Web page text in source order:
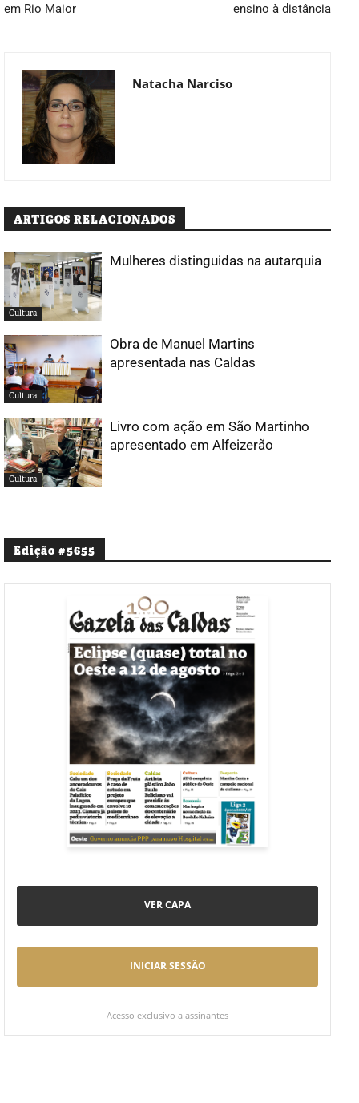
em Rio Maior
ensino à distância
Natacha Narciso
ARTIGOS RELACIONADOS
Cultura
Mulheres distinguidas na autarquia
Cultura
Obra de Manuel Martins
apresentada nas Caldas
Cultura
Livro com ação em São Martinho
apresentado em Alfeizerão
Edição #5655
VER CAPA
INICIAR SESSÃO
Acesso exclusivo a assinantes